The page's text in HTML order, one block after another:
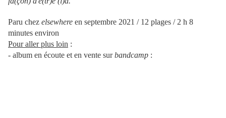
Paru chez elsewhere en septembre 2021 / 12 plages / 2 h 8
minutes environ
Pour aller plus loin :
- album en écoute et en vente surbandcamp :